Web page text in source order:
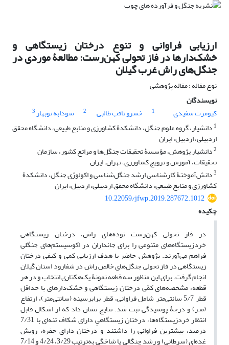
ارزیابی فراوانی و تنوع درختان زیستگاهی و
خشک‌دارها در فاز تحولی کهن‌رست: مطالعۀ موردی در
جنگل‌های راش غرب گیلان
نوع مقاله : مقاله پژوهشی
نویسندگان
کیومرث سفیدی
1 خسرو ثاقب طالبی 2 سودابه نوبهار3
1 دانشیار، گروه علوم جنگل، دانشکدۀ کشاورزی و منابع طبیعی، دانشگاه محقق
اردبیلی، اردبیل، ایران
2دانشیار پژوهش، مؤسسۀ تحقیقات جنگل‌ها و مراتع کشور، سازمان
تحقیقات، آموزش و ترویج کشاورزی، تهران، ایران
3دانش‌آموختۀ کارشناسی ارشد جنگل‌شناسی و اکولوژی جنگل، دانشکدۀ
کشاورزی و منابع طبیعی، دانشگاه محقق اردبیلی، اردبیل، ایران
10.22059/jfwp.2019.287672.1012
چکیده
در فاز تحولی کهن‌رست توده‌های راش، درختان زیستگاهی‌
خردزیستگاه‌های متنوعی را برای جانداران در اکوسیستم‌های جنگلی
فراهم می‌آورند. پژوهش حاضر با هدف ارزیابی کمی و کیفی درختان
زیستگاهی در فاز تحولی جنگل‌های خالص راش در شفارود استان گیلان
انجام گرفت. برای این منظور سه قطعه نمونۀ یک‌هکتاری انتخاب و در هر
قطعه، مشخصه‌های کمّی درختان زیستگاهی و خشک‌دارهای با حداقل
قطر 5/7 سانتی‌متر شامل فراوانی، قطر برابرسینه (سانتی‌متر)، ارتفاع
(متر) و درجۀ پوسیدگی ثبت شد. نتایج نشان داد که از اشکال قابل
انتظار خردزیستگاه‌ها، درختان زیستگاهیِ دارای شکاف تنه‌ای با 7/31
درصد، بیشترین فراوانی را داشتند و درختان دارای حفره، رویش
‌غده‌ای (سرطانی) و رشد چنگالی یا شاخگی به‌ترتیب 3/29، 4/24 و 7/14